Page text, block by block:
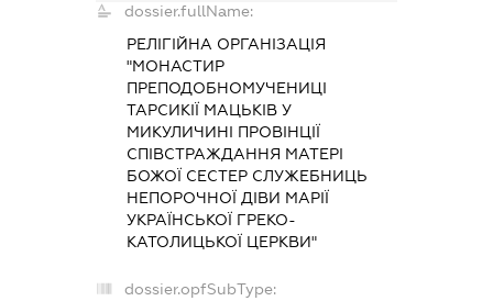
dossier.fullName:
РЕЛІГІЙНА ОРГАНІЗАЦІЯ
"МОНАСТИР
ПРЕПОДОБНОМУЧЕНИЦІ
ТАРСИКІЇ МАЦЬКІВ У
МИКУЛИЧИНІ ПРОВІНЦІЇ
СПІВСТРАЖДАННЯ МАТЕРІ
БОЖОЇ СЕСТЕР СЛУЖЕБНИЦЬ
НЕПОРОЧНОЇ ДІВИ МАРІЇ
УКРАЇНСЬКОЇ ГРЕКО-
КАТОЛИЦЬКОЇ ЦЕРКВИ"
dossier.opfSubType: